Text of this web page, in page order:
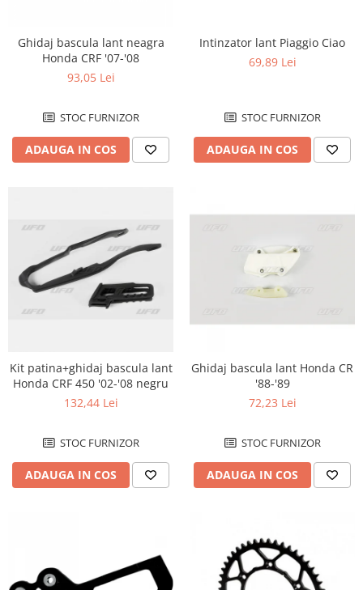
Lama zapada
Prelata moto/atv/snow
Accesorii
Carlige & Suporti
Remorci & Utile
Suporti telefon & Audio
EVACUARE
Evacuari universale
Evacuări Mivv
Evacuari FMF
Evacuari HLP
Evacuare completa
Kit tuning
Ghidaj bascula lant neagra
Honda CRF '07-'08
93,05 Lei
STOC FURNIZOR
ADAUGA IN COS
Intinzator lant Piaggio Ciao
69,89 Lei
STOC FURNIZOR
ADAUGA IN COS
Kit patina+ghidaj bascula lant
Honda CRF 450 '02-'08 negru
132,44 Lei
STOC FURNIZOR
ADAUGA IN COS
Ghidaj bascula lant Honda CR
'88-'89
72,23 Lei
STOC FURNIZOR
ADAUGA IN COS